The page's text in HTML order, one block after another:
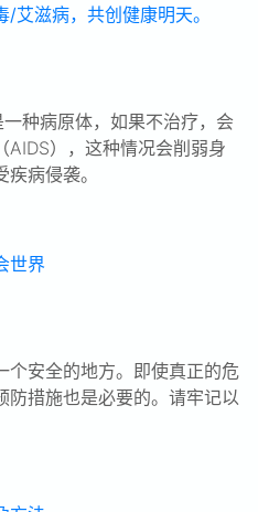
种病原体，如果不治疗，会
AIDS），这种情况会削弱身
病侵袭。
个安全的地方。即使真正的危
防措施也是必要的。请牢记以